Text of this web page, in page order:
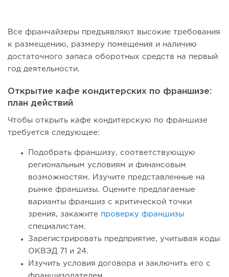
Все франчайзеры предъявляют высокие требования
к размещению, размеру помещения и наличию
достаточного запаса оборотных средств на первый
год деятельности.
Открытие кафе кондитерских по франшизе:
план действий
Чтобы открыть кафе кондитерскую по франшизе
требуется следующее:
Подобрать франшизу, соответствующую
региональным условиям и финансовым
возможностям. Изучите представленные на
рынке франшизы. Оцените предлагаемые
варианты франшиз с критической точки
зрения, закажите проверку франшизы
специалистам.
Зарегистрировать предприятие, учитывая коды
ОКВЭД 71 и 24.
Изучить условия договора и заключить его с